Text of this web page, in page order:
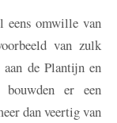
eens omwille van
van zulk
de Plantijn en
bouwden er een
dan veertig van